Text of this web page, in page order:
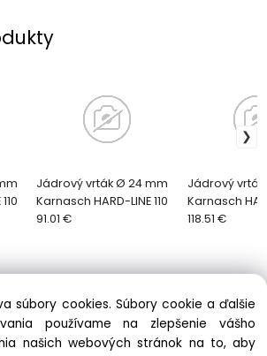
Jádrový vrták Ø 24 mm
Karnasch HARD-LINE 110
91.01 €
Jádrový
Karnasch
118.51 €
súbory cookies. Súbory cookie a ďalšie
používame na zlepšenie vášho
našich webových stránok na to, aby